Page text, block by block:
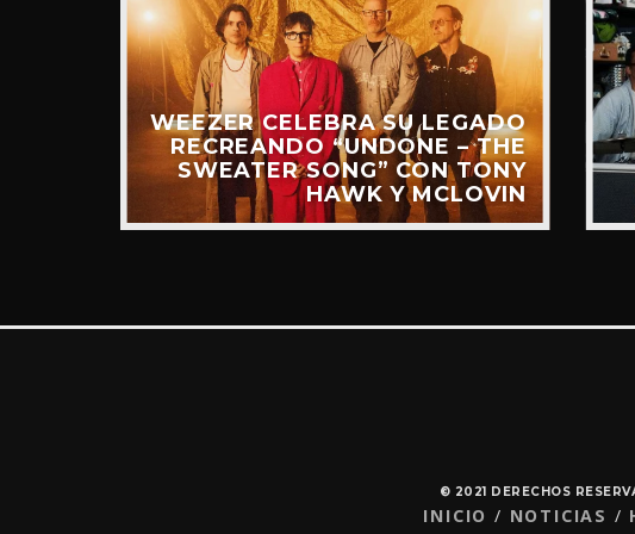
WEEZER CELEBRA SU LEGADO
RECREANDO “UNDONE – THE
SWEATER SONG” CON TONY
HAWK Y MCLOVIN
© 2021 DERECHOS
INICIO NOTICIAS